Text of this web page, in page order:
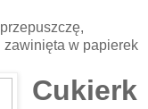
zawinięta w papierek
Cukierk